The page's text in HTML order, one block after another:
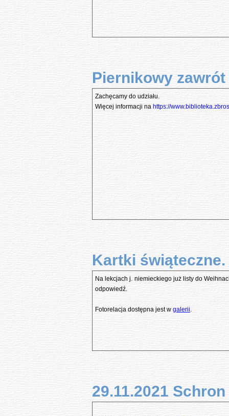
Piernikowy zawrót
Zachęcamy do udziału.
Więcej informacji na https://
Kartki świąteczne.
Na lekcjach j. niemieckiego już listy do
odpowiedź.
Fotorelacja dostępna jest w galerii.
29.11.2021